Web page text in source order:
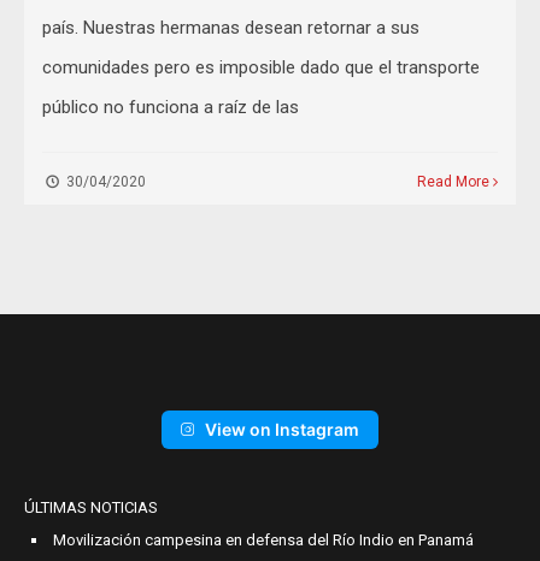
país. Nuestras hermanas desean retornar a sus
comunidades pero es imposible dado que el transporte
público no funciona a raíz de las
30/04/2020 Read More
View on Instagram
ÚLTIMAS NOTICIAS
Movilización campesina en defensa del Río Indio en Panamá